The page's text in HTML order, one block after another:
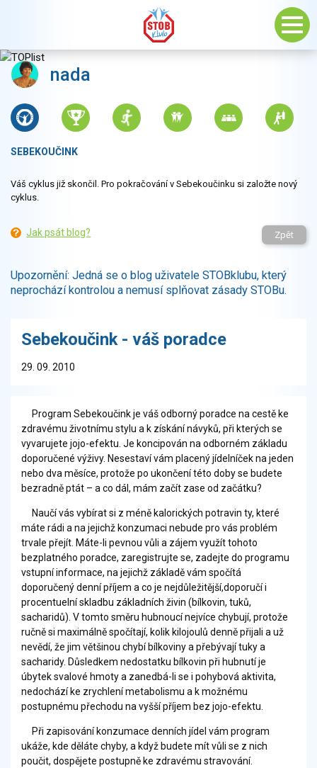
nada
SEBEKOUČINK
Váš cyklus již skončil. Pro pokračování v Sebekoučinku si založte nový
cyklus.
Jak psát blog? Zpět
Upozornění: Jedná se o blog uživatele STOBklubu, který
neprochází kontrolou a nemusí splňovat zásady STOBu.
Sebekoučink - váš poradce
29. 09. 2010
Program Sebekoučink je váš odborný poradce na cestě ke
zdravému životnímu stylu a k získání návyků, při kterých se
vyvarujete jojo-efektu. Je koncipován na odborném základu
doporučené výživy. Nesestaví vám placený jídelníček na jeden
nebo dva měsíce, protože po ukončení této doby se budete
bezradně ptát – a co dál, mám začít zase od začátku?
Naučí vás vybírat si z méně kalorických potravin ty, které
máte rádi a na jejichž konzumaci nebude pro vás problém
trvale přejít. Máte-li pevnou vůli a zájem využít tohoto
bezplatného poradce, zaregistrujte se, zadejte do programu
vstupní informace, na jejichž základě vám spočítá
doporučený denní příjem a co je nejdůležitější,doporučí i
procentuelní skladbu základních živin (bílkovin, tuků,
sacharidů). V tomto směru hubnoucí nejvíce chybují, protože
ručně si maximálně spočítají, kolik kilojoulů denně přijali a už
nevědí, že jim většinou chybí bílkoviny a přebývají tuky a
sacharidy. Důsledkem nedostatku bílkovin při hubnutí je
úbytek svalové hmoty a zanedbá-li se i pohybová aktivita,
nedochází ke zrychlení metabolismu a k možnému
postupnému přechodu na vyšší příjem bez jojo-efektu.
Při zapisování konzumace denních jídel vám program
ukáže, kde děláte chyby, a když budete mít vůli se z nich
poučit, dospějete postupně ke zdravému stravování.